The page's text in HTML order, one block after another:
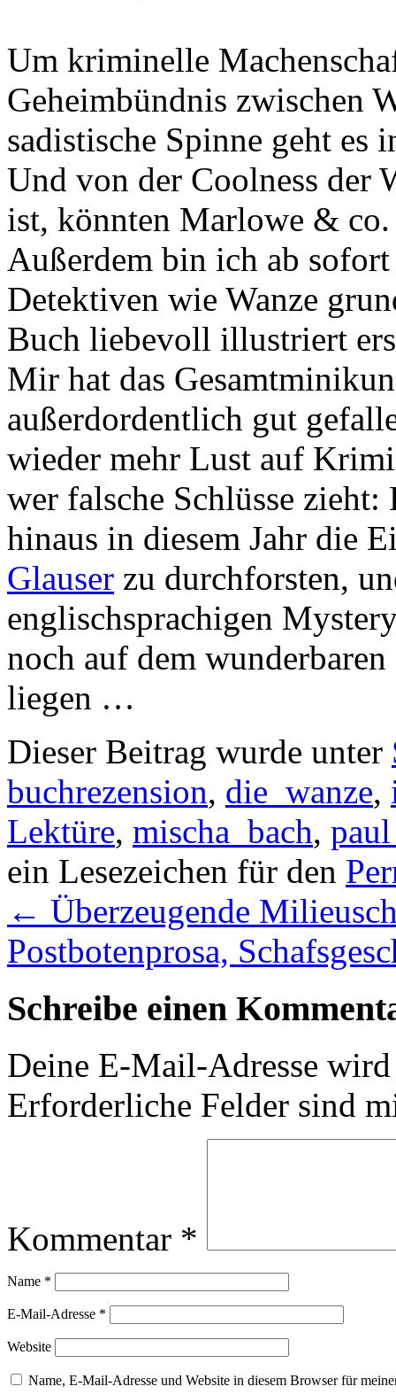
Um kriminelle
Geheimbündnis zwischen
sadistische Spinne geht es
Und von der Coolness der
ist, könnten Marlowe &
Außerdem bin ich ab
Detektiven wie Wanze
Buch liebevoll illustriert
Mir hat das
außerdordentlich gut
wieder mehr Lust auf
wer falsche Schlüsse
hinaus in diesem Jahr die
Glauser zu durchforsten,
englischsprachigen
noch auf dem
liegen …
Dieser Beitrag wurde unter
buchrezension, die_wanze,
Lektüre, mischa_bach,
ein Lesezeichen für den
← Überzeugende
Postbotenprosa,
Schreibe einen
Deine E-Mail-Adresse
Erforderliche Felder sind
Kommentar *
Name *
E-Mail-Adresse *
Website
Name, E-Mail-Adresse und Website in diesem Browser für